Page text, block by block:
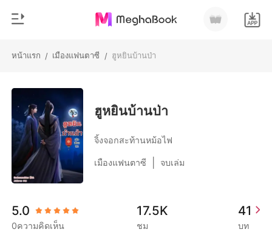
หน้าแรก / เมืองแฟนตาซี / ฮูหยินบ้านป่า
เติมเงิน
ประวัติการอ่าน
ออกจากระบบ
ดาวน์โหลดแอป
หมวดหมู่
สมัยใหม่
ประวัติศาสตร์
โรแมนติก
มหาเศรษฐี
ฮูหยินบ้านป่า
จิ้งจอกสะท้านหม้อไฟ
เมืองแฟนตาซี จบเล่ม
5.0
0ความคิดเห็น
17.5K
ชม
41
บท